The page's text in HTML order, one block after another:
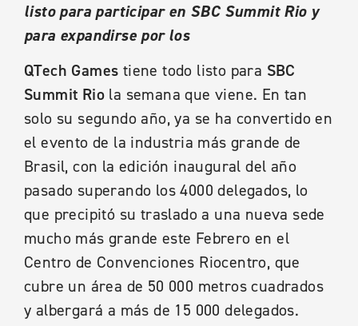
listo para participar en SBC Summit Rio y
para expandirse por los
QTech Games tiene todo listo para SBC
Summit Rio la semana que viene. En tan
solo su segundo año, ya se ha convertido en
el evento de la industria más grande de
Brasil, con la edición inaugural del año
pasado superando los 4000 delegados, lo
que precipitó su traslado a una nueva sede
mucho más grande este Febrero en el
Centro de Convenciones Riocentro, que
cubre un área de 50 000 metros cuadrados
y albergará a más de 15 000 delegados.